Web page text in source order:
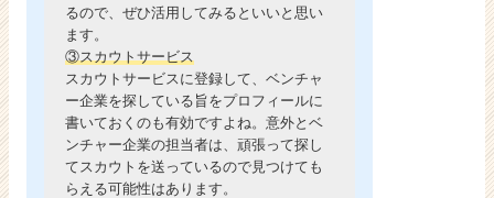
るので、ぜひ活用してみるといいと思い
ます。
③スカウトサービス
スカウトサービスに登録して、ベンチャ
ー企業を探している旨をプロフィールに
書いておくのも有効ですよね。意外とベ
ンチャー企業の担当者は、頑張って探し
てスカウトを送っているので見つけても
らえる可能性はあります。